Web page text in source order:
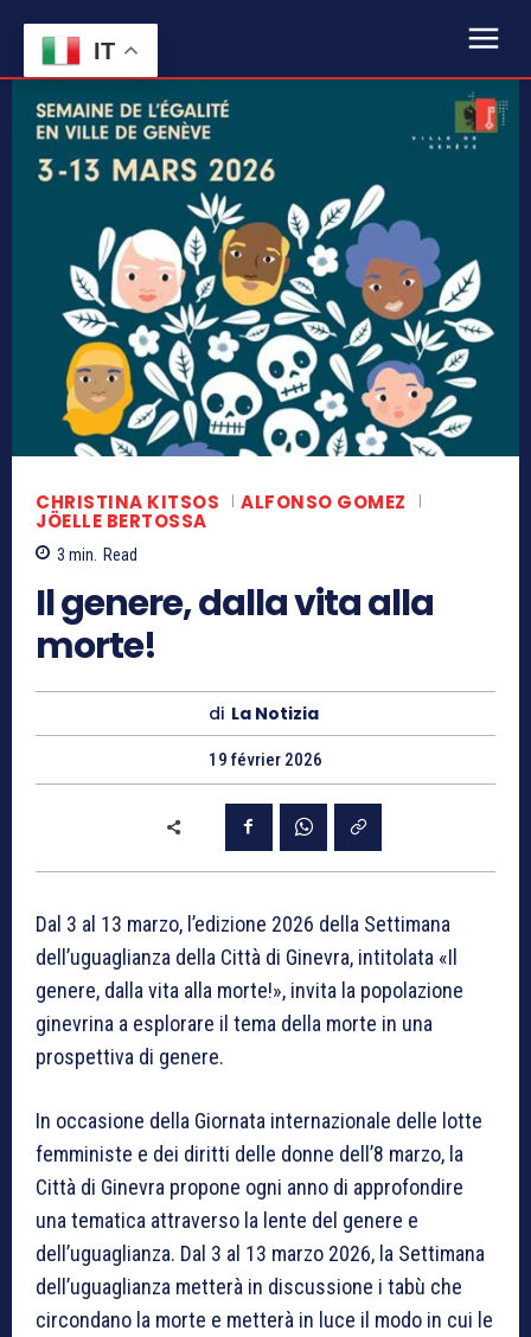
CHRISTINA KITSOS ALFONSO GOMEZ
JÖELLE BERTOSSA
3 min. Read
Il genere, dalla vita alla
morte!
di La Notizia
19 février 2026
Dal 3 al 13 marzo, l’edizione 2026 della Settimana
dell’uguaglianza della Città di Ginevra, intitolata «Il
genere, dalla vita alla morte!», invita la popolazione
ginevrina a esplorare il tema della morte in una
prospettiva di genere.
In occasione della Giornata internazionale delle lotte
femministe e dei diritti delle donne dell’8 marzo, la
Città di Ginevra propone ogni anno di approfondire
una tematica attraverso la lente del genere e
dell’uguaglianza. Dal 3 al 13 marzo 2026, la Settimana
dell’uguaglianza metterà in discussione i tabù che
circondano la morte e metterà in luce il modo in cui le
IT